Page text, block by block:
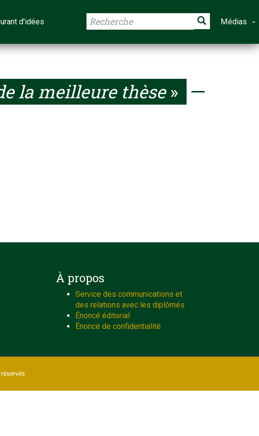
d'idées Médias
la meilleure thèse»
À propos
Service des communications et
des relations avec les diplômés
Énoncé éditorial
Énoncé de confidentialité